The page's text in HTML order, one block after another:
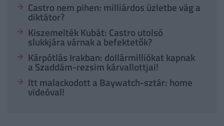
Castro nem pihen: milliárdos üzletbe vág a
diktátor?
Kiszemelték Kubát: Castro utolsó
slukkjára várnak a befektetők?
Kárpótlás Irakban: dollármilliókat kapnak
a Szaddám-rezsim kárvallottjai!
Itt malackodott a Baywatch-sztár: home
videóval!